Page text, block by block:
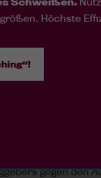
des
machen musste,
Ware nicht am
oder
vom Vertrag
des
für die
gegen den
Höchste